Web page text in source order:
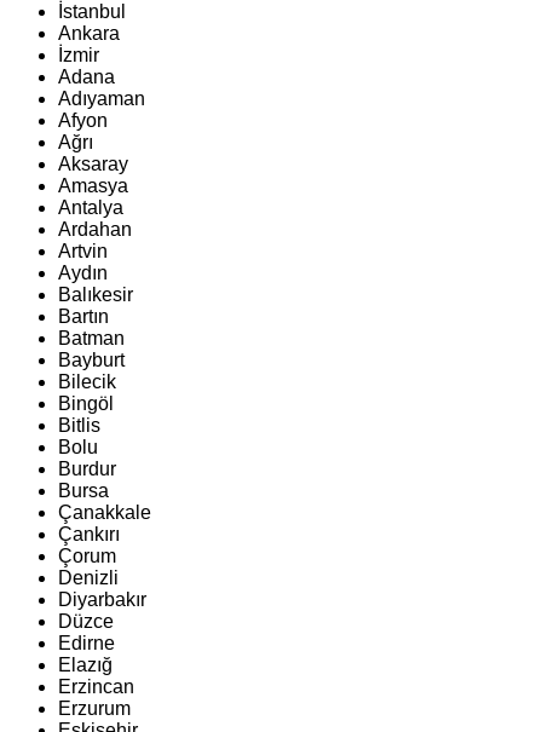
İstanbul
Ankara
İzmir
Adana
Adıyaman
Afyon
Ağrı
Aksaray
Amasya
Antalya
Ardahan
Artvin
Aydın
Balıkesir
Bartın
Batman
Bayburt
Bilecik
Bingöl
Bitlis
Bolu
Burdur
Bursa
Çanakkale
Çankırı
Çorum
Denizli
Diyarbakır
Düzce
Edirne
Elazığ
Erzincan
Erzurum